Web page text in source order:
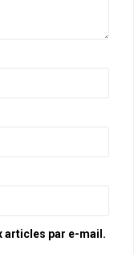
articles par e-mail.